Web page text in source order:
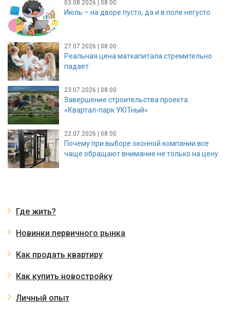
03.08.2026 | 08:00
Июль – на дворе пусто, да и в поле негусто
27.07.2026 | 08:00
Реальная цена маткапитала стремительно
падает
23.07.2026 | 08:00
Завершение строительства проекта
«Квартал-парк УЮТный»
22.07.2026 | 08:00
Почему при выборе оконной компании все
чаще обращают внимание не только на цену
Где жить?
Новинки первичного рынка
Как продать квартиру
Как купить новостройку
Личный опыт